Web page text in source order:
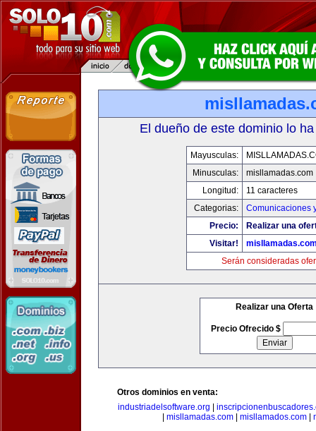
El dueño de este dominio lo
Mayusculas:
Minusculas:
misllamadas.com
Longitud:
11 caracteres
Categorias:
Comunicaciones
Precio:
Realizar una
Visitar!
Serán consideradas
Realizar una Oferta
Precio Ofrecido $
Otros dominios en venta:
industriadelsoftware.org
misllamadas.com| misllamados.com|